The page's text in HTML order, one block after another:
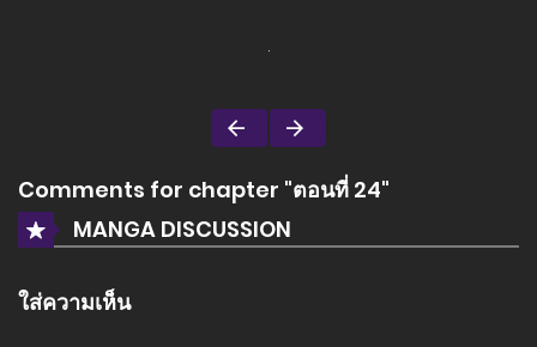
Comments for chapter "ตอนที่ 24"
MANGA DISCUSSION
ใส่ความเห็น